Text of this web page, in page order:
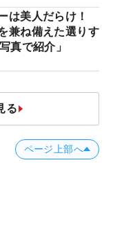
は美人だらけ！
兼ね備えた選りす
真で紹介」
る
ページ上部へ